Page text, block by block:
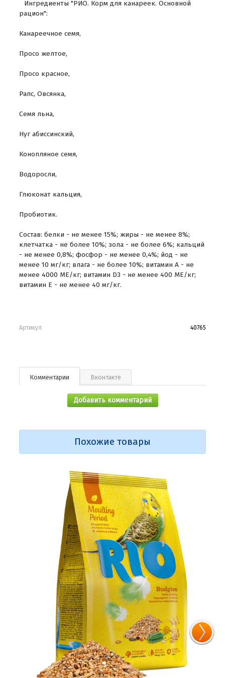
Ингредиенты "РИО. Корм для канареек. Основной
рацион":
Канареечное семя,
Просо желтое,
Просо красное,
Рапс, Овсянка,
Семя льна,
Нуг абиссинский,
Конопляное семя,
Водоросли,
Глюконат кальция,
Пробиотик.
Состав: белки - не менее 15%; жиры - не менее 8%;
клетчатка - не более 10%; зола - не более 6%; кальций
- не менее 0,8%; фосфор - не менее 0,4%; йод - не
менее 10 мг/кг; влага - не более 10%; витамин А - не
менее 4000 МЕ/кг; витамин D3 - не менее 400 МЕ/кг;
витамин Е - не менее 40 мг/кг.
Артикул 40765
Комментарии Вконтакте
Добавить комментарий
Похожие товары